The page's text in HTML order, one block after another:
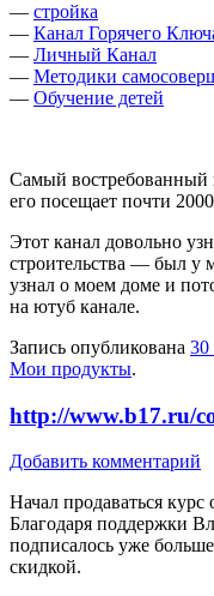
— стройка
— Канал Горячего
— Личный Канал
— Методики
— Обучение детей
Самый востребованный
его посещает почти
Этот канал довольно
строительства — был у
узнал о моем доме и
на ютуб канале.
Запись опубликована 30
Мои продукты.
http://www.b17.ru/
Добавить комментарий
Начал продаваться
Благодаря поддержки
подписалось уже
скидкой.